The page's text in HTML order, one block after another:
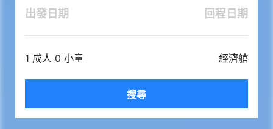
出發日期 回程日期
1 成人 0 小童 經濟艙
搜尋